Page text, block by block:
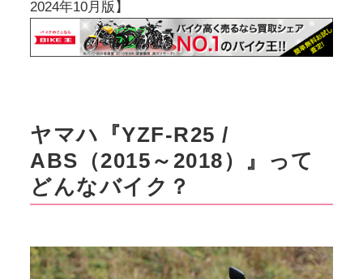
ヤマハ『YZF-R25 /
ABS（2015～2018）』って
どんなバイク？